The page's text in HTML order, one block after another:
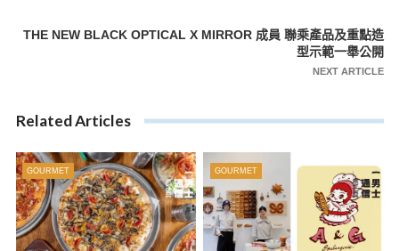
覽
THE NEW BLACK OPTICAL X MIRROR 成員 聯乘產品及重點造
型示範一舉公開
NEXT ARTICLE
Related Articles
GOURMET GOURMET